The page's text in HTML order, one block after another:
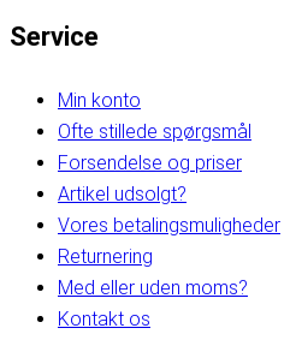
Service
Min konto
Ofte stillede spørgsmål
Forsendelse og priser
Artikel udsolgt?
Vores betalingsmuligheder
Returnering
Med eller uden moms?
Kontakt os